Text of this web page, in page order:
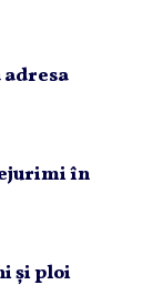
în
şi ploi